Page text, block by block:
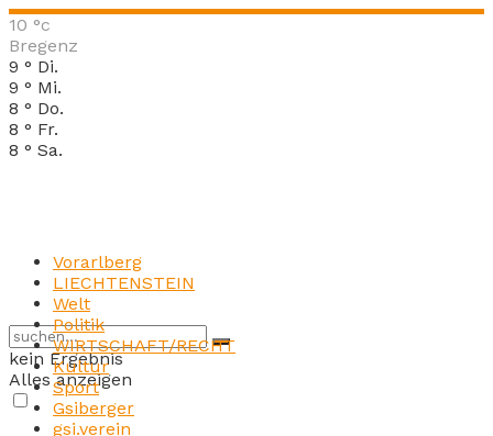
10 °c
Bregenz
9 ° Di.
9 ° Mi.
8 ° Do.
8 ° Fr.
8 ° Sa.
kein Ergebnis
Alles anzeigen
Vorarlberg
LIECHTENSTEIN
Welt
Politik
WIRTSCHAFT/RECHT
Kultur
Sport
Gsiberger
gsi.verein